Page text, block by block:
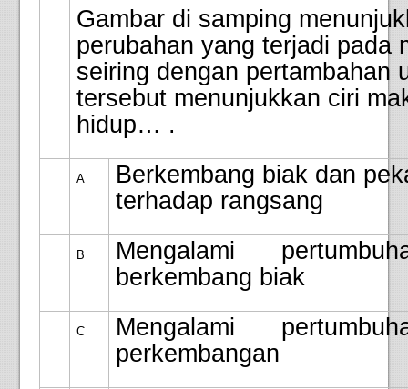
Gambar di samping
perubahan yang terjadi pada
seiring dengan pertambahan
tersebut menunjukkan ciri
hidup… .
A
Berkembang biak dan
terhadap rangsang
B
Mengalami
berkembang biak
C
Mengalami
perkembangan